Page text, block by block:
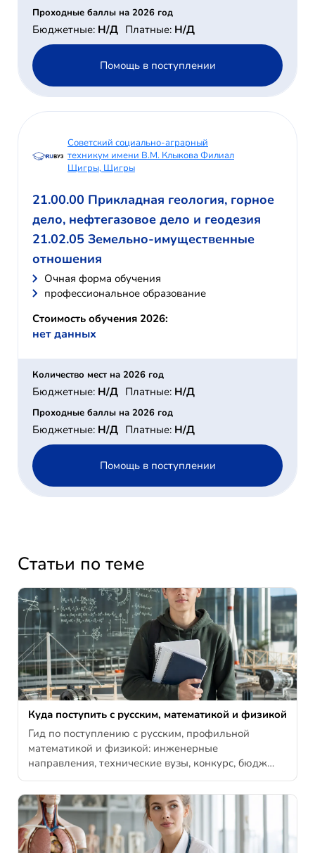
Проходные баллы на 2026 год
Бюджетные: Н/Д Платные: Н/Д
Помощь в поступлении
Советский социально-аграрный
техникум имени В.М. Клыкова Филиал
Щигры, Щигры
21.00.00 Прикладная геология, горное
дело, нефтегазовое дело и геодезия
21.02.05 Земельно-имущественные
отношения
Очная форма обучения
профессиональное образование
Стоимость обучения 2026:
нет данных
Количество мест на 2026 год
Бюджетные: Н/Д Платные: Н/Д
Проходные баллы на 2026 год
Бюджетные: Н/Д Платные: Н/Д
Помощь в поступлении
Статьи по теме
Куда поступить с русским, математикой и физикой
Гид по поступлению с русским, профильной
математикой и физикой: инженерные
направления, технические вузы, конкурс, бюдж…